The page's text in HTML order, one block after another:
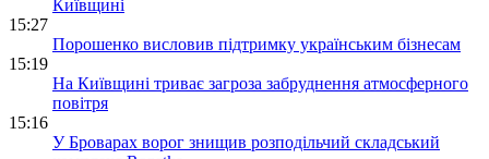
Київщині
15:27
Порошенко висловив підтримку українським бізнесам
15:19
На Київщині триває загроза забруднення атмосферного
повітря
15:16
У Броварах ворог знищив розподільчий складський